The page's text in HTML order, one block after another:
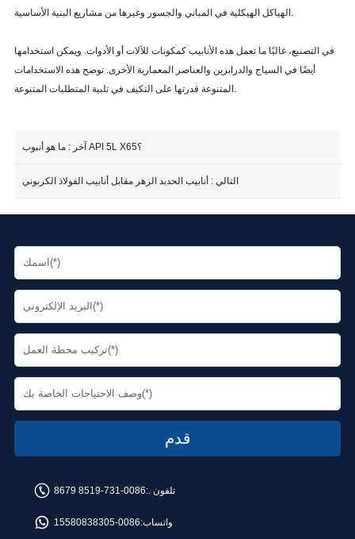
الهياكل الهيكلية في المباني والجسور وغيرها من مشاريع البنية الأساسية.
في التصنيع، غالبًا ما تعمل هذه الأنابيب كمكونات للآلات أو الأدوات. ويمكن استخدامها
أيضًا في السياج والدرابزين والعناصر المعمارية الأخرى. توضح هذه الاستخدامات
المتنوعة قدرتها على التكيف في تلبية المتطلبات المتنوعة.
آخر : ما هو أنبوب API 5L X65؟
التالي :أنابيب الحديد الزهر مقابل أنابيب الفولاذ الكربوني
تلفون .:0086-731-8519 8679
واتساب:0086-15580838305